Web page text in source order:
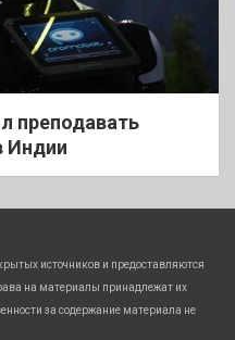
преподавать
Индии
источников и предоставляются
на материалы принадлежат их
за содержание материала не